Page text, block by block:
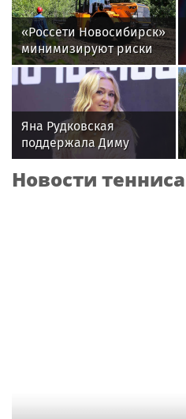
«Россети Новосибирск»
минимизируют риски
повреждений ЛЭП за
счет масштабной
расчистки просек
Яна Рудковская
поддержала Диму
Билана после скандала
с высокой сценой
Новости тенниса